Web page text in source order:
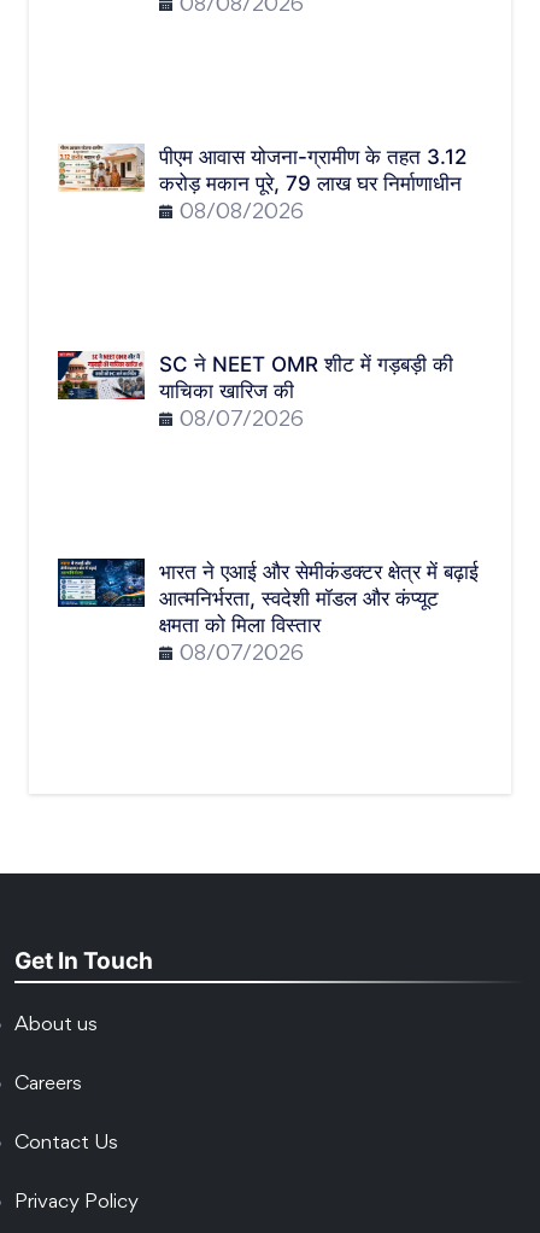
08/08/2026
पीएम आवास योजना-ग्रामीण के तहत 3.12
करोड़ मकान पूरे, 79 लाख घर निर्माणाधीन
08/08/2026
SC ने NEET OMR शीट में गड़बड़ी की
याचिका खारिज की
08/07/2026
भारत ने एआई और सेमीकंडक्टर क्षेत्र में बढ़ाई
आत्मनिर्भरता, स्वदेशी मॉडल और कंप्यूट
क्षमता को मिला विस्तार
08/07/2026
Get In Touch
About us
Careers
Contact Us
Privacy Policy